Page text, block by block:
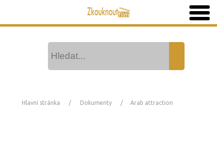
Hlavní stránka Dokumenty Arab attraction